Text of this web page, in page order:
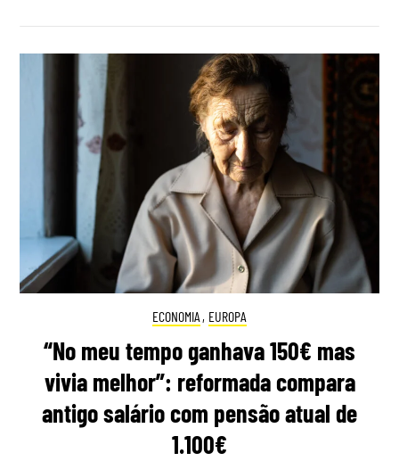
ECONOMIA , EUROPA
“No meu tempo ganhava 150€ mas
vivia melhor”: reformada compara
antigo salário com pensão atual de
1.100€